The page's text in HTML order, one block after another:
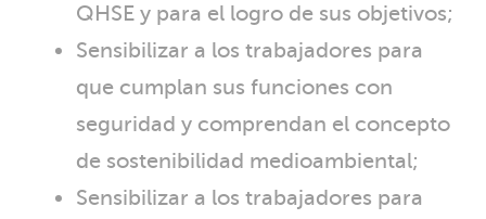
QHSE y para el logro de sus objetivos;
Sensibilizar a los trabajadores para
que cumplan sus funciones con
seguridad y comprendan el concepto
de sostenibilidad medioambiental;
Sensibilizar a los trabajadores para